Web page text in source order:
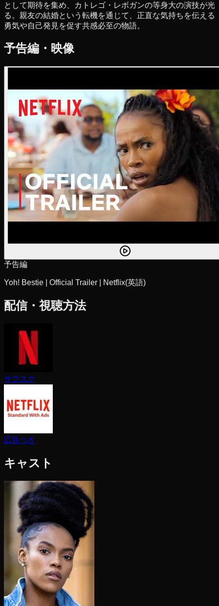
として期待を集め、カトレゴ・レボガンの等身大の演技が光
る。親友の結婚という転機を通じて、正直な気持ちを伝える
勇気や自己発見を促す共感必至の物語。
予告編・映像
予告編
Yoh! Bestie | Official Trailer | Netflix(英語)
配信・視聴方法
サブスク
広告つき
キャスト